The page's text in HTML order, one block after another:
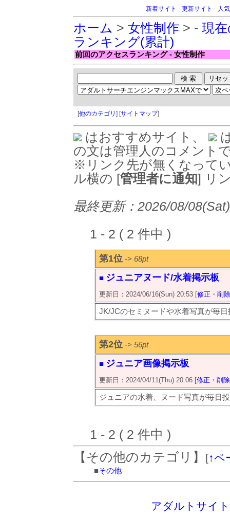
新着サイト - 更新サイト - 人
ホーム > 女性制作> - 現
ランキング(累計)
前回のアクセスランキング - 女性制作
[他のカテゴリ ] [サイトマップ]
はおすすめサイト、
の文は管理人のコメント
※リンク先が無くなって
ル横の [管理者に通知] リ
最終更新：2026/08/
1 - 2 ( 2 件中 )
第1位-> 68pt
■ ジュニアヌード/水着掲示板
更新日：2024/06/16(Sun) 20:53 [修正・削除
JK/JCのセミヌードや水着写真が毎
第2位-> 56pt
■ ジュニア画像掲示板
更新日：2024/04/11(Thu) 20:06 [修正・削除
ジュニアの水着、ヌード写真が毎日
1 - 2 ( 2 件中 )
【その他のカテゴリ】
[↑ペ
■その他
アダルトサイ